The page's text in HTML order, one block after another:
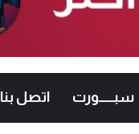
سبــــــورت اتصل بنا